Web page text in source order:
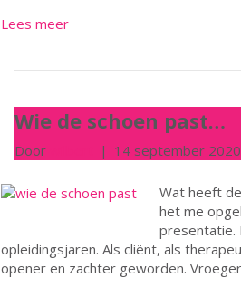
Lees meer
Wie de schoen past…
Door | 14 september 2020
Wat heeft
het me
presentatie.
opleidingsjaren. Als cliënt, als
opener en zachter geworden.